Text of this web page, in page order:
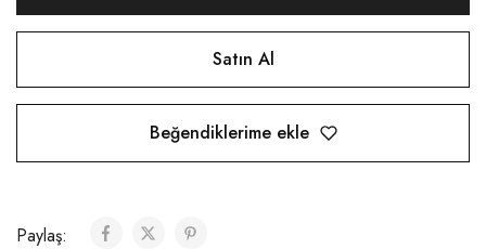
Satın Al
Beğendiklerime ekle
Paylaş: